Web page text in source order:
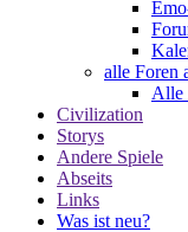
alle Foren
Alle
Civilization
Storys
Andere Spiele
Abseits
Links
Was ist neu?